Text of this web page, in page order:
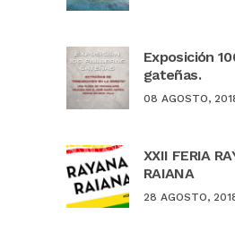
Exposición
gateñas.
08 AGOSTO,
XXII FERIA
RAIANA
28 AGOSTO,